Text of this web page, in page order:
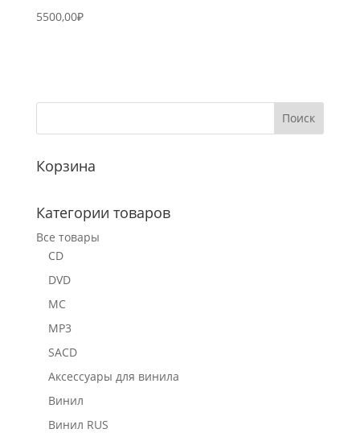
5500,00₽
Корзина
Категории товаров
Все товары
CD
DVD
MC
MP3
SACD
Аксессуары для винила
Винил
Винил RUS